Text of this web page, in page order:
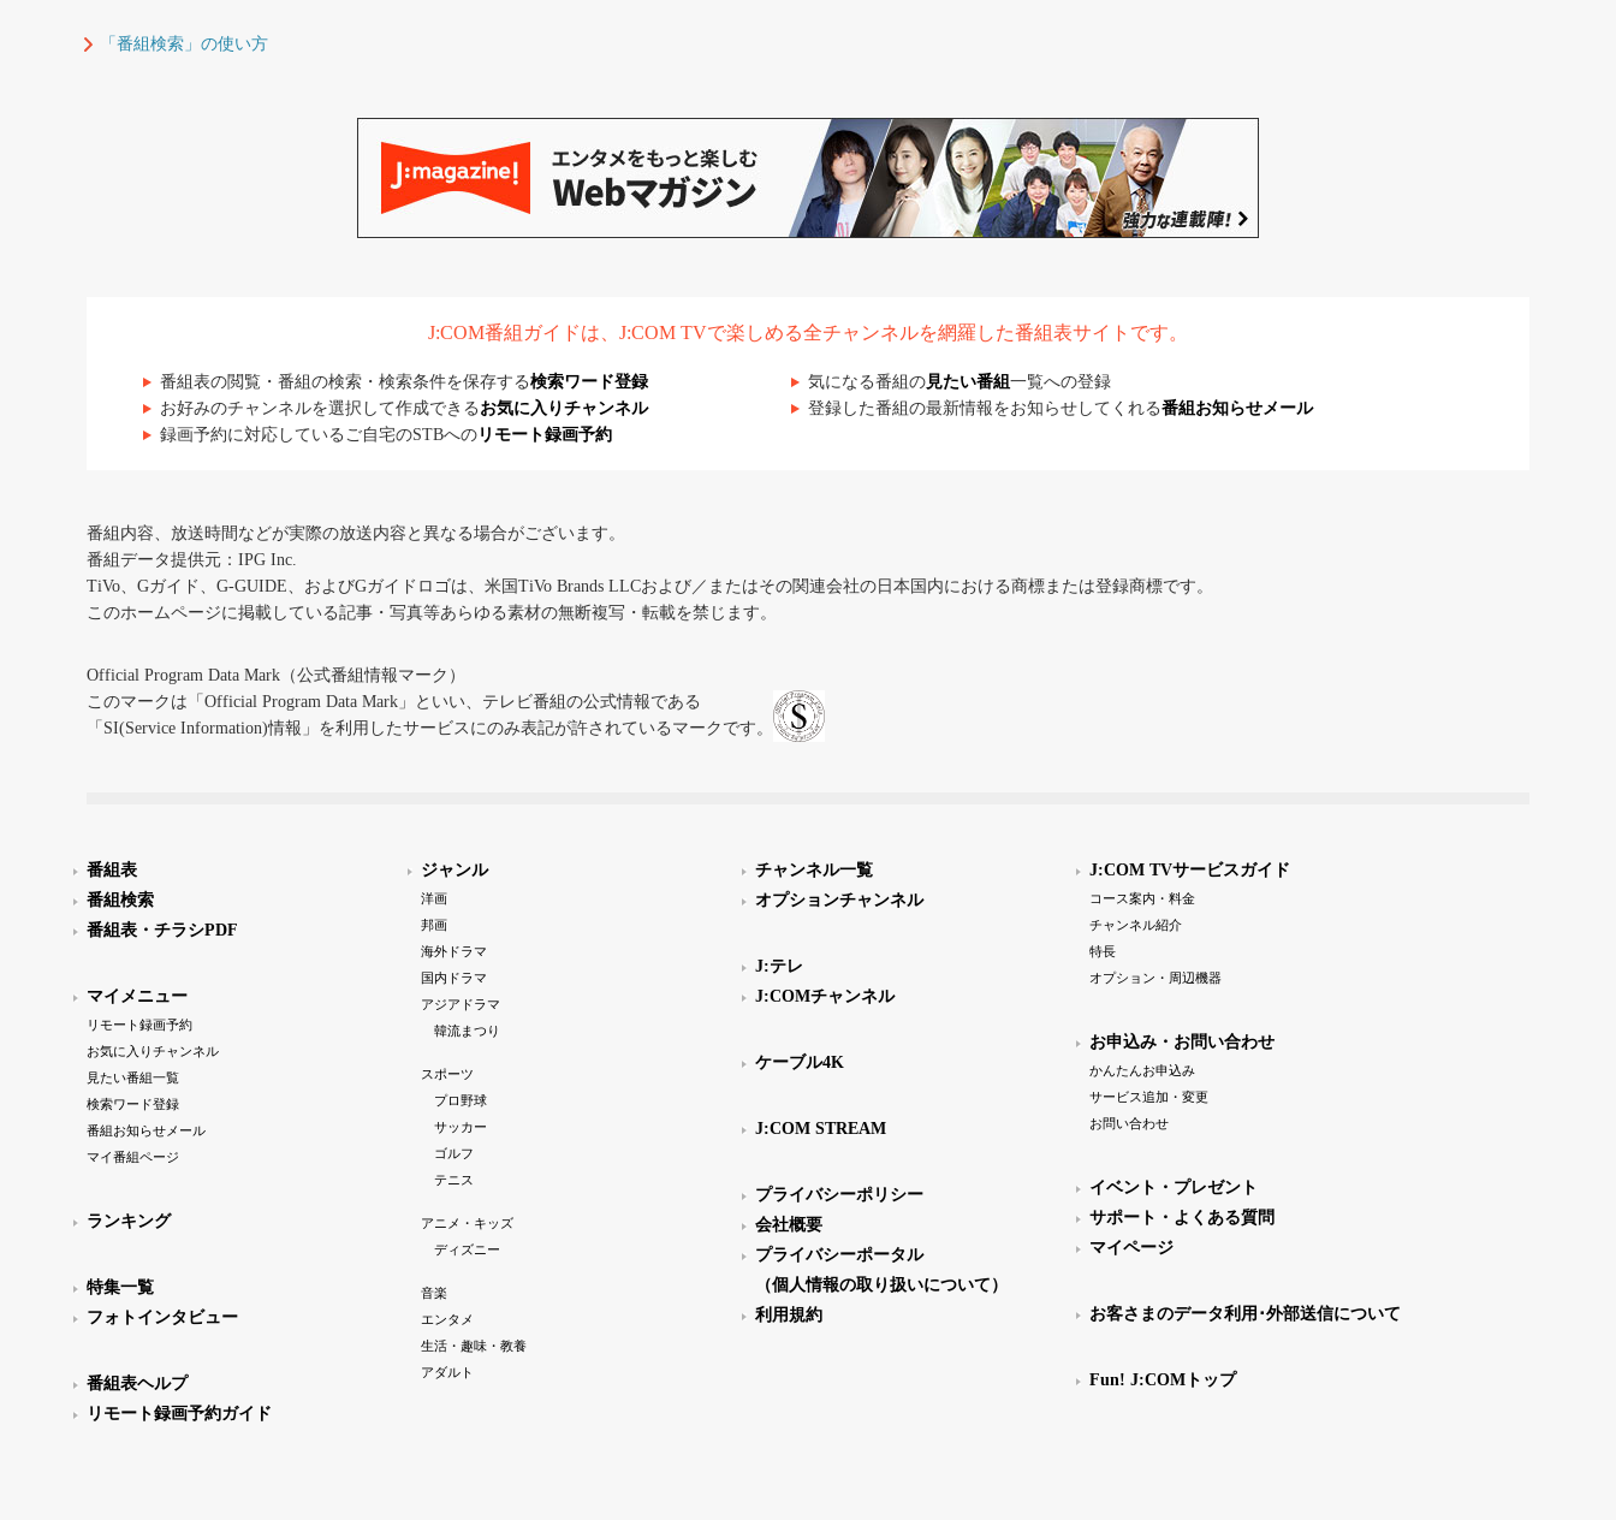
「番組検索」の使い方
J:COM番組ガイドは、J:COM TVで楽しめる全チャンネルを網羅した番組表サイトです。
番組表の閲覧・番組の検索・検索条件を保存する検索ワード登録 気になる番組の見たい番組 一覧への登録
お好みのチャンネルを選択して作成できる お気に入りチャンネル 登録した番組の最新情報をお知らせしてくれる番組お知らせメール
録画予約に対応しているご自宅のSTBへの リモート録画予約
番組内容、放送時間などが実際の放送内容と異なる場合がございます。
番組データ提供元：IPG Inc.
TiVo、Gガイド、G-GUIDE、およびGガイドロゴは、米国TiVo Brands LLCおよび／またはその関連会社の日本国内における商標または登録商標です。
このホームページに掲載している記事・写真等あらゆる素材の無断複写・転載を禁じます。
Official Program Data Mark（公式番組情報マーク）
このマークは「Official Program Data Mark」といい、テレビ番組の公式情報である
「SI(Service Information)情報」を利用したサービスにのみ表記が許されているマークです。
番組表
番組検索
番組表・チラシPDF
マイメニュー
リモート録画予約
お気に入りチャンネル
見たい番組一覧
検索ワード登録
番組お知らせメール
マイ番組ページ
ランキング
特集一覧
フォトインタビュー
番組表ヘルプ
リモート録画予約ガイド
ジャンル
洋画
邦画
海外ドラマ
国内ドラマ
アジアドラマ
韓流まつり
スポーツ
プロ野球
サッカー
ゴルフ
テニス
アニメ・キッズ
ディズニー
音楽
エンタメ
生活・趣味・教養
アダルト
チャンネル一覧
オプションチャンネル
J:テレ
J:COMチャンネル
ケーブル4K
J:COM STREAM
プライバシーポリシー
会社概要
プライバシーポータル
（個人情報の取り扱いについて）
利用規約
J:COM TVサービスガイド
コース案内・料金
チャンネル紹介
特長
オプション・周辺機器
お申込み・お問い合わせ
かんたんお申込み
サービス追加・変更
お問い合わせ
イベント・プレゼント
サポート・よくある質問
マイページ
お客さまのデータ利用･外部送信について
Fun! J:COMトップ